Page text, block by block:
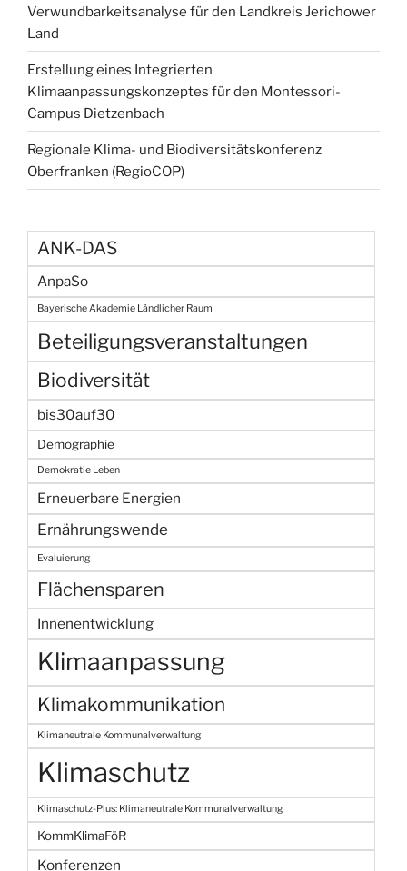
Verwundbarkeitsanalyse für den Landkreis Jerichower
Land
Erstellung eines Integrierten
Klimaanpassungskonzeptes für den Montessori-
Campus Dietzenbach
Regionale Klima- und Biodiversitätskonferenz
Oberfranken (RegioCOP)
ANK-DAS
AnpaSo
Bayerische Akademie Ländlicher Raum
Beteiligungsveranstaltungen
Biodiversität
bis30auf30
Demographie
Demokratie Leben
Erneuerbare Energien
Ernährungswende
Evaluierung
Flächensparen
Innenentwicklung
Klimaanpassung
Klimakommunikation
Klimaneutrale Kommunalverwaltung
Klimaschutz
Klimaschutz-Plus: Klimaneutrale Kommunalverwaltung
KommKlimaFöR
Konferenzen